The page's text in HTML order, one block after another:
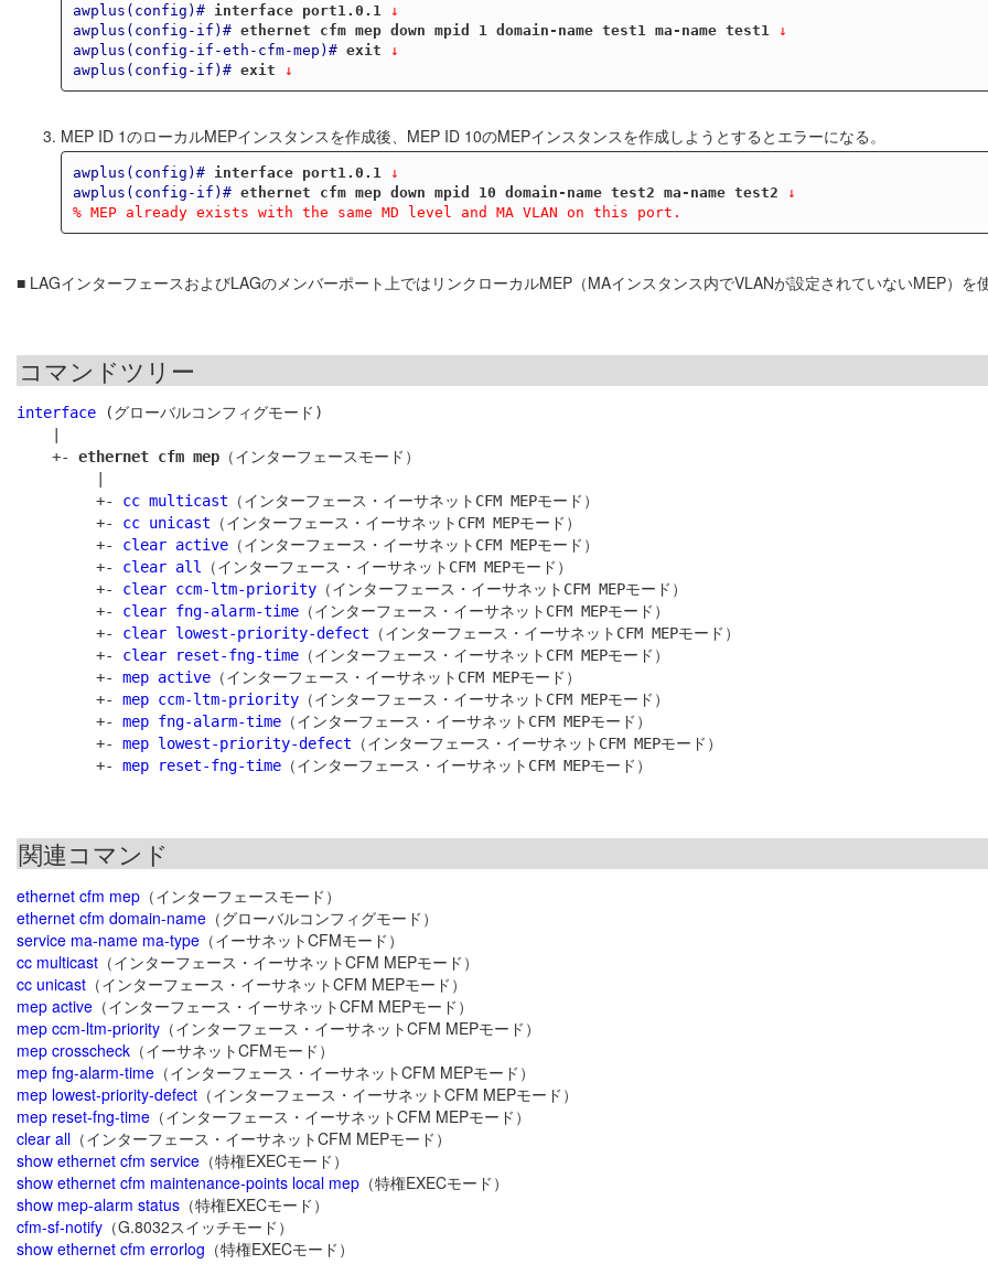
awplus(config)# interface port1.0.1
↓
awplus(config-if)# ethernet cfm mep down mpid 1 domain-name test1 ma-name test1
↓
awplus(config-if-eth-cfm-mep)# exit ↓
awplus(config-if)# exit ↓
MEP ID 1のローカルMEPインスタンスを作成後、MEP ID 10のMEPインスタンスを作成しようとするとエラーになる。
awplus(config)# interface port1.0.1
↓
awplus(config-if)# ethernet cfm mep down mpid 10 domain-name test2 ma-name test2 ↓
% MEP already exists with the same MD level and MA VLAN on this port.
■ LAGインターフェースおよびLAGのメンバーポート上ではリンクローカルMEP（MAインスタンス内でVLANが設定されていないMEP）を
コマンドツリー
interface (グローバルコンフィグモード)
    +-
ethernet cfm mep （インターフェースモード）
         +-
cc multicast （インターフェース・イーサネットCFM MEPモード）
         +-
cc unicast （インターフェース・イーサネットCFM MEPモード）
         +-
clear active （インターフェース・イーサネットCFM MEPモード）
         +-
clear all
（インターフェース・イーサネットCFM MEPモード）
         +-
clear ccm-ltm-priority （インターフェース・イーサネットCFM MEPモード）
         +-
clear fng-alarm-time （インターフェース・イーサネットCFM MEPモード）
         +-
clear lowest-priority-defect （インターフェース・イーサネットCFM MEPモード）
         +-
clear reset-fng-time （インターフェース・イーサネットCFM MEPモード）
         +-
mep active （インターフェース・イーサネットCFM MEPモード）
         +-
mep ccm-ltm-priority （インターフェース・イーサネットCFM MEPモード）
         +-
mep fng-alarm-time （インターフェース・イーサネットCFM MEPモード）
         +-
mep lowest-priority-defect （インターフェース・イーサネットCFM MEPモード）
         +-
mep reset-fng-time
関連コマンド
ethernet cfm mep （インターフェースモード）
ethernet cfm domain-name （グローバルコンフィグモード）
service ma-name ma-type （イーサネットCFMモード）
cc multicast （インターフェース・イーサネットCFM MEPモード）
cc unicast （インターフェース・イーサネットCFM MEPモード）
mep active （インターフェース・イーサネットCFM MEPモード）
mep ccm-ltm-priority （インターフェース・イーサネットCFM MEPモード）
mep crosscheck （イーサネットCFMモード）
mep fng-alarm-time （インターフェース・イーサネットCFM MEPモード）
mep lowest-priority-defect （インターフェース・イーサネットCFM MEPモード）
mep reset-fng-time （インターフェース・イーサネットCFM MEPモード）
clear all （インターフェース・イーサネットCFM MEPモード）
show ethernet cfm service （特権EXECモード）
show ethernet cfm maintenance-points local mep （特権EXECモード）
show mep-alarm status （特権EXECモード）
cfm-sf-notify （G.8032スイッチモード）
show ethernet cfm errorlog （特権EXECモード）